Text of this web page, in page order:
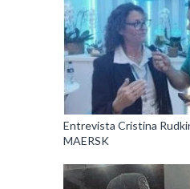
Entrevista Cristina
MAERSK